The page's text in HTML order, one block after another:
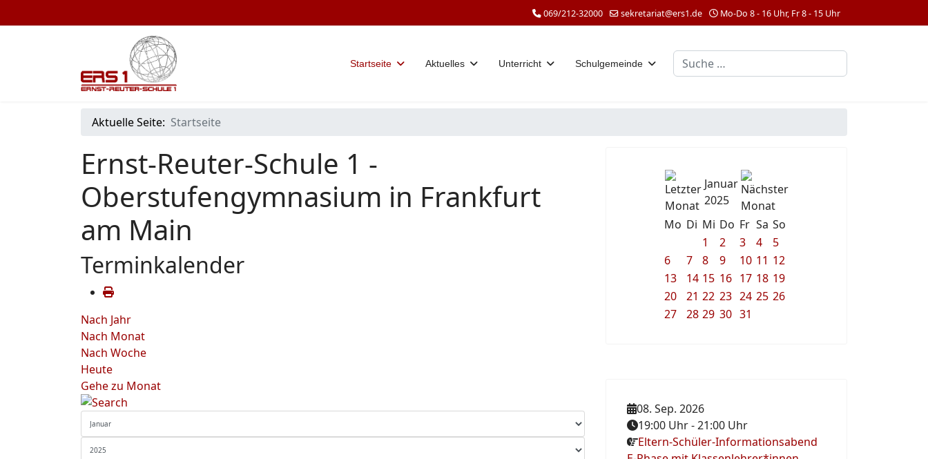
069/212-32000 sekretariat@ers1.de Mo-Do 8 - 16 Uhr, Fr 8 - 15 Uhr
Startseite Aktuelles Unterricht Schulgemeinde Suchen
Aktuelle Seite: Startseite
Ernst-Reuter-Schule 1 -
Oberstufengymnasium in Frankfurt
am Main
Terminkalender
Nach Jahr
Nach Monat
Nach Woche
Heute
Gehe zu Monat
Januar
2025
Mo Di Mi Do Fr Sa So
1
2 3 4
5
6
7 8 9 10 11 12
13
14 15 16 17 18 19
20
21 22 23 24 25 26
27
28 29 30 31
08. Sep. 2026
19:00 Uhr-21:00 Uhr
Eltern-Schüler-Informationsabend